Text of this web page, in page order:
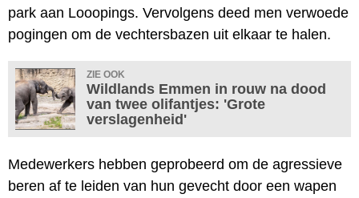
park aan Looopings. Vervolgens deed men verwoede
pogingen om de vechtersbazen uit elkaar te halen.
ZIE OOK
Wildlands Emmen in rouw na dood
van twee olifantjes: 'Grote
verslagenheid'
Medewerkers hebben geprobeerd om de agressieve
beren af te leiden van hun gevecht door een wapen